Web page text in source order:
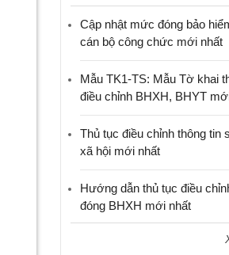
Cập nhật mức đóng bảo
cán bộ công chức mới nhất
Mẫu TK1-TS: Mẫu Tờ khai
điều chỉnh BHXH, BHYT
Thủ tục điều chỉnh thông tin
xã hội mới nhất
Hướng dẫn thủ tục điều
đóng BHXH mới nhất